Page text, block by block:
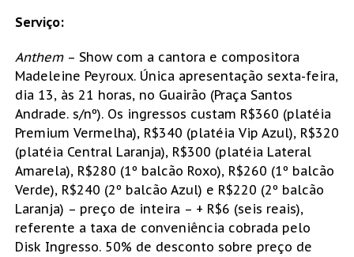
Serviço:
Anthem – Show com a cantora e compositora
Madeleine Peyroux. Única apresentação sexta-feira,
dia 13, às 21 horas, no Guairão (Praça Santos
Andrade. s/nº). Os ingressos custam R$360 (platéia
Premium Vermelha), R$340 (platéia Vip Azul), R$320
(platéia Central Laranja), R$300 (platéia Lateral
Amarela), R$280 (1º balcão Roxo), R$260 (1º balcão
Verde), R$240 (2º balcão Azul) e R$220 (2º balcão
Laranja) – preço de inteira – + R$6 (seis reais),
referente a taxa de conveniência cobrada pelo
Disk Ingresso. 50% de desconto sobre preço de